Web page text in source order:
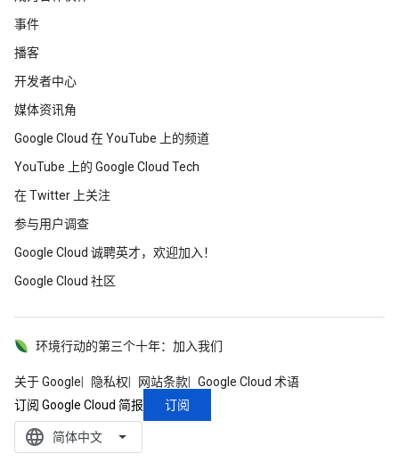
事件
播客
开发者中心
媒体资讯角
Google Cloud 在 YouTube 上的频道
YouTube 上的 Google Cloud Tech
在 Twitter 上关注
参与用户调查
Google Cloud 诚聘英才，欢迎加入！
Google Cloud 社区
关于 Google 隐私权 网站条款 Google Cloud 术语
环境行动的第三个十年：加入我们
订阅 Google Cloud 简报 订阅
language ‪简体中文‬